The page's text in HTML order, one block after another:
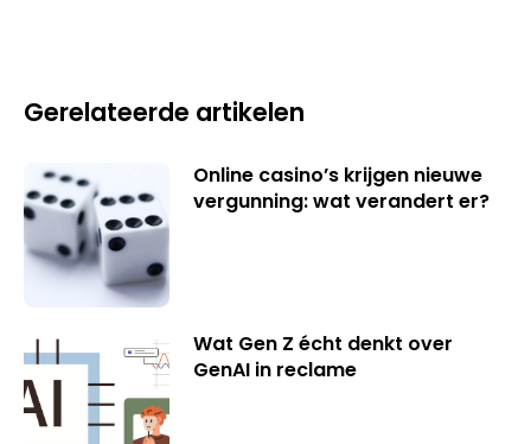
Gerelateerde artikelen
Online casino’s krijgen nieuwe
vergunning: wat verandert er?
Wat Gen Z écht denkt over
GenAI in reclame